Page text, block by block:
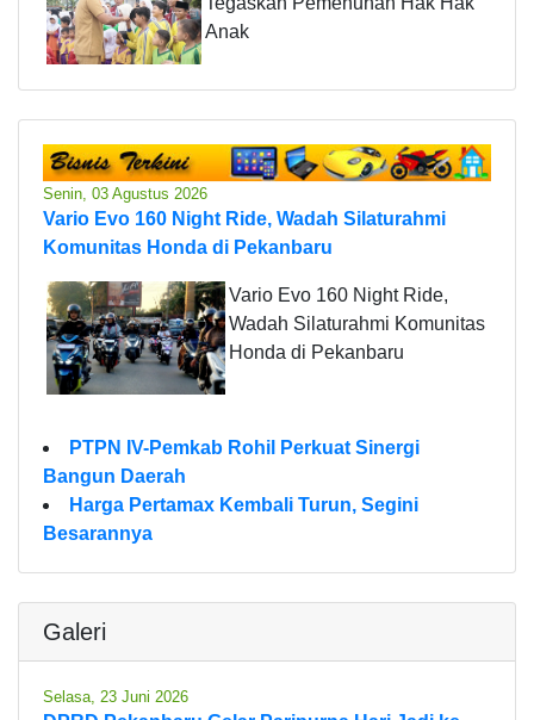
Anak
Senin, 03 Agustus 2026
Vario Evo 160 Night Ride, Wadah Silaturahmi
Komunitas Honda di Pekanbaru
Vario Evo 160 Night Ride,
Wadah Silaturahmi Komunitas
Honda di Pekanbaru
PTPN IV-Pemkab Rohil Perkuat Sinergi
Bangun Daerah
Harga Pertamax Kembali Turun, Segini
Besarannya
Galeri
Selasa, 23 Juni 2026